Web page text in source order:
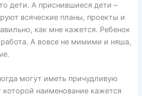
дети. А приснившиеся дети –
всяческие планы, проекты и
как мне кажется. Ребенок
работа. А вовсе не мимими и няша,
могут иметь причудливую
наименование кажется